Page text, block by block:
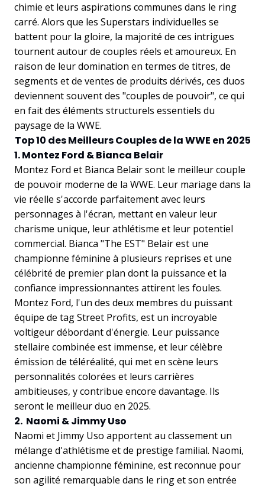
chimie et leurs aspirations communes dans le ring
carré. Alors que les Superstars individuelles se
battent pour la gloire, la majorité de ces intrigues
tournent autour de couples réels et amoureux. En
raison de leur domination en termes de titres, de
segments et de ventes de produits dérivés, ces duos
deviennent souvent des "couples de pouvoir", ce qui
en fait des éléments structurels essentiels du
paysage de la WWE.
Top 10 des Meilleurs Couples de la WWE en 2025
1. Montez Ford & Bianca Belair
Montez Ford et Bianca Belair sont le meilleur couple
de pouvoir moderne de la WWE. Leur mariage dans la
vie réelle s'accorde parfaitement avec leurs
personnages à l'écran, mettant en valeur leur
charisme unique, leur athlétisme et leur potentiel
commercial. Bianca "The EST" Belair est une
championne féminine à plusieurs reprises et une
célébrité de premier plan dont la puissance et la
confiance impressionnantes attirent les foules.
Montez Ford, l'un des deux membres du puissant
équipe de tag Street Profits, est un incroyable
voltigeur débordant d'énergie. Leur puissance
stellaire combinée est immense, et leur célèbre
émission de téléréalité, qui met en scène leurs
personnalités colorées et leurs carrières
ambitieuses, y contribue encore davantage. Ils
seront le meilleur duo en 2025.
2. Naomi & Jimmy Uso
Naomi et Jimmy Uso apportent au classement un
mélange d'athlétisme et de prestige familial. Naomi,
ancienne championne féminine, est reconnue pour
son agilité remarquable dans le ring et son entrée